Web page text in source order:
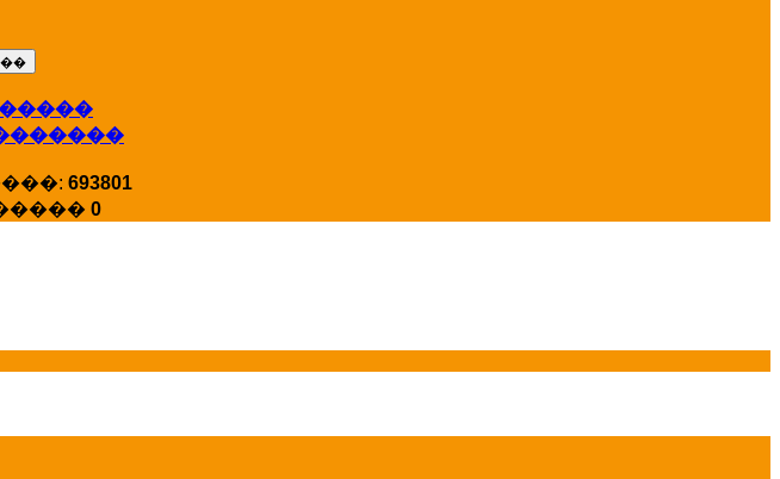
...
693801
0